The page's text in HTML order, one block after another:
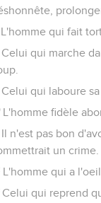
L'homme qui fait
Celui qui marche
Celui qui laboure
L'homme fidèle
Il n'est pas bon
un crime.
L'homme qui a
Celui qui reprend